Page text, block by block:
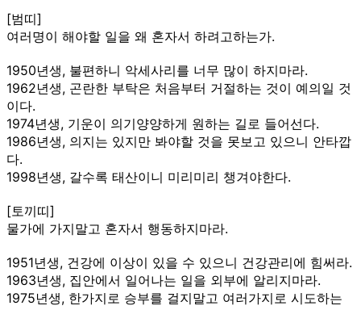
[범띠]
여러명이 해야할 일을 왜 혼자서 하려고하는가.
1950년생, 불편하니 악세사리를 너무 많이 하지마라.
1962년생, 곤란한 부탁은 처음부터 거절하는 것이 예의일 것
이다.
1974년생, 기운이 의기양양하게 원하는 길로 들어선다.
1986년생, 의지는 있지만 봐야할 것을 못보고 있으니 안타깝
다.
1998년생, 갈수록 태산이니 미리미리 챙겨야한다.
[토끼띠]
물가에 가지말고 혼자서 행동하지마라.
1951년생, 건강에 이상이 있을 수 있으니 건강관리에 힘써라.
1963년생, 집안에서 일어나는 일을 외부에 알리지마라.
1975년생, 한가지로 승부를 걸지말고 여러가지로 시도하는